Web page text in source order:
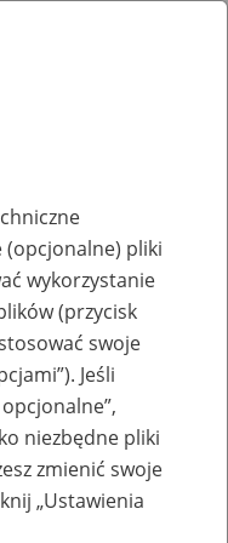
(opcjonalne) pliki
wykorzystanie
(przycisk
swoje
Jeśli
niezbędne pliki
zmienić swoje
„Ustawienia